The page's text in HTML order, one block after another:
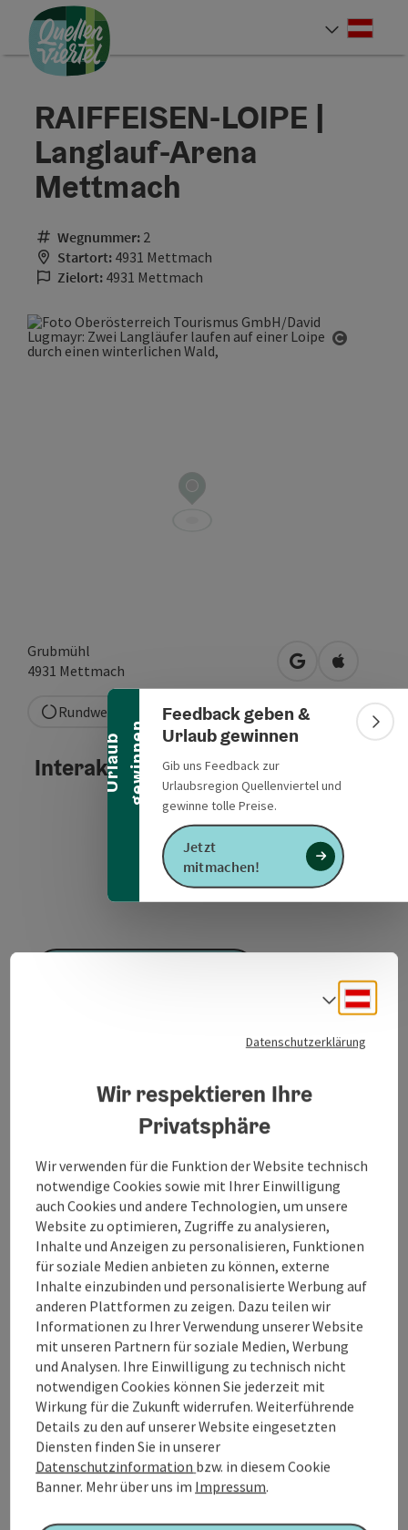
Zum Inhalt
Zur Navigation
Zum Seitenanfang
U
r
l
a
u
b
g
e
w
i
n
n
e n
Banner einklappen
Feedback geben &
Urlaub gewinnen
Gib uns Feedback zur
Urlaubsregion Quellenviertel und
gewinne tolle Preise.
Jetzt
mitmachen!
RAIFFEISEN-LOIPE |
Langlauf-Arena
Mettmach
Wegnummer: 2
Startort: 4931 Mettmach
Zielort: 4931 Mettmach
Grubmühl
4931 Mettmach in Google Maps
in Apple
Rundweg
nicht in Betrieb
Die Raiffeisen-Loipe ist Teil der Langlauf-Arena
Mettmach.
Tour und Routeninformationen
Öffnungszeiten
Anreise/Lage
Interaktives Höhenprofil
Datenschutzerklärung
Wir respektieren Ihre
Privatsphäre
Wir verwenden für die Funktion der Website technisch
notwendige Cookies sowie mit Ihrer Einwilligung
auch Cookies und andere Technologien, um unsere
Website zu optimieren, Zugriffe zu analysieren,
Inhalte und Anzeigen zu personalisieren, Funktionen
für soziale Medien anbieten zu können, externe
Inhalte einzubinden und personalisierte Werbung auf
anderen Plattformen zu zeigen. Dazu teilen wir
Informationen zu Ihrer Verwendung unserer Website
mit unseren Partnern für soziale Medien, Werbung
und Analysen. Ihre Einwilligung zu technisch nicht
notwendigen Cookies können Sie jederzeit mit
Wirkung für die Zukunft widerrufen. Weiterführende
Details zu den auf unserer Website eingesetzten
Diensten finden Sie in unserer
Datenschutzinformation bzw. in diesem Cookie
Banner. Mehr über uns im Impressum.